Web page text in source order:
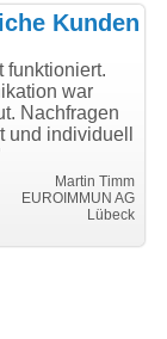
Kunden
funktioniert.
war
Nachfragen
und individuell
Martin Timm
EUROIMMUN AG
Lübeck